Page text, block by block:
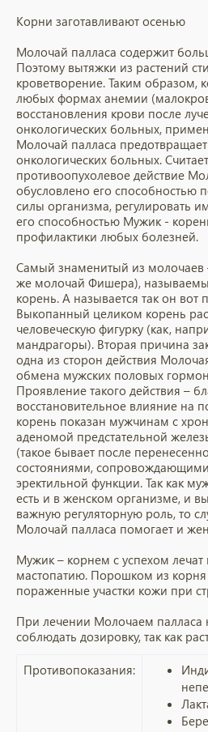
Корни заготавливают осенью
Молочай палласа содержит
Поэтому вытяжки из растений
кроветворение. Таким образом,
любых формах анемии
восстановления крови после
онкологических больных,
Молочай палласа предотвращает
онкологических больных.
противоопухолевое действие
обусловлено его способностью
силы организма, регулировать
его способностью Мужик -
профилактики любых болезней.
Самый знаменитый из молочаев
же молочай Фишера),
корень. А называется так он
Выкопанный целиком корень
человеческую фигурку (как,
мандрагоры). Вторая причина
одна из сторон действия
обмена мужских половых
Проявление такого действия –
восстановительное влияние на
корень показан мужчинам с
аденомой предстательной
(такое бывает после
состояниями,
эректильной функции. Так как
есть и в женском организме, и
важную регуляторную роль, то
Молочай палласа помогает и
Мужик – корнем с успехом
мастопатию. Порошком из
пораженные участки кожи при
При лечении Молочаем палласа
соблюдать дозировку, так как
Противопоказания: